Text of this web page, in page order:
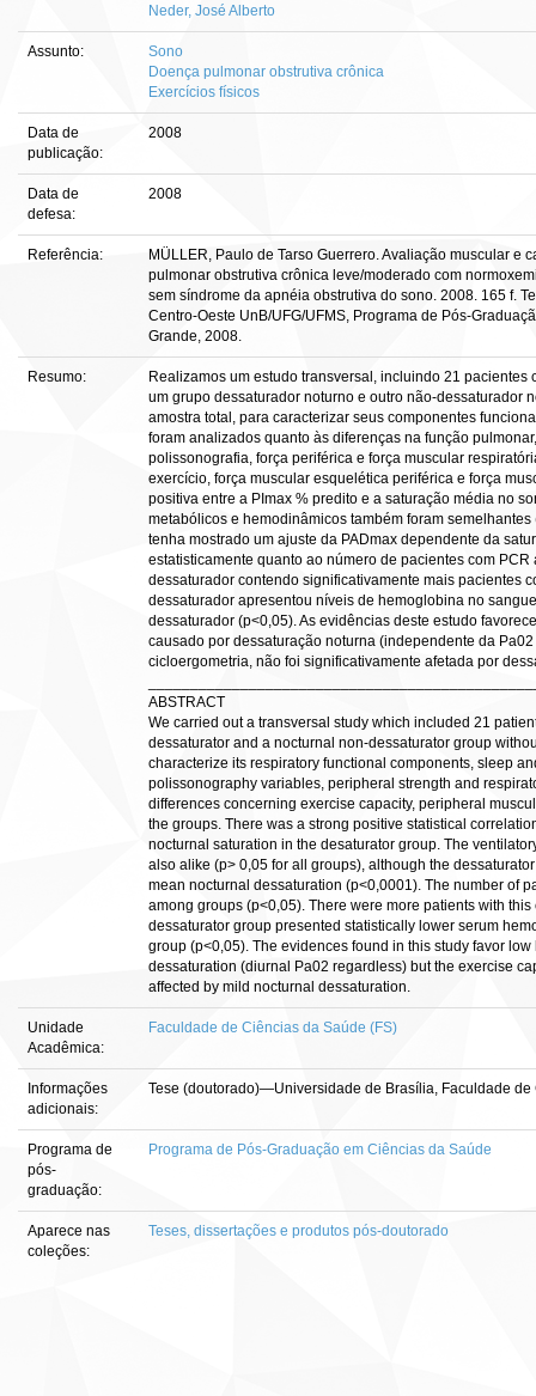
Neder, José Alberto
Assunto:
Sono
Doença pulmonar obstrutiva crônica
Exercícios físicos
Data de
publicação:
2008
Data de
defesa:
2008
Referência:
MÜLLER, Paulo de Tarso Guerrero. Avaliação muscular e
pulmonar obstrutiva crônica leve/moderado com
sem síndrome da apnéia obstrutiva do sono. 2008. 165 f.
Centro-Oeste UnB/UFG/UFMS, Programa de Pós-
Grande, 2008.
Resumo:
Realizamos um estudo transversal, incluindo 21
um grupo dessaturador noturno e outro não-dessaturador
amostra total, para caracterizar seus componentes
foram analizados quanto às diferenças na função
polissonografia, força periférica e força muscular
exercício, força muscular esquelética periférica e força
positiva entre a PImax % predito e a saturação média no
metabólicos e hemodinâmicos também foram
tenha mostrado um ajuste da PADmax dependente da
estatisticamente quanto ao número de pacientes com
dessaturador contendo significativamente mais pacientes
dessaturador apresentou níveis de hemoglobina no
dessaturador (p<0,05). As evidências deste estudo
causado por dessaturação noturna (independente da
cicloergometria, não foi significativamente afetada por
ABSTRACT
We carried out a transversal study which included 21
dessaturator and a nocturnal non-dessaturator group
characterize its respiratory functional components, sleep
polissonography variables, peripheral strength and
differences concerning exercise capacity, peripheral
the groups. There was a strong positive statistical
nocturnal saturation in the desaturator group. The
also alike (p> 0,05 for all groups), although the
mean nocturnal dessaturation (p<0,0001). The number of
among groups (p<0,05). There were more patients with
dessaturator group presented statistically lower serum
group (p<0,05). The evidences found in this study favor
dessaturation (diurnal Pa02 regardless) but the exercise
affected by mild nocturnal dessaturation.
Unidade
Acadêmica:
Faculdade de Ciências da Saúde (FS)
Informações
adicionais:
Tese (doutorado)—Universidade de Brasília, Faculdade de
Programa de
pós-
graduação:
Programa de Pós-Graduação em Ciências da Saúde
Aparece nas
coleções:
Teses, dissertações e produtos pós-doutorado